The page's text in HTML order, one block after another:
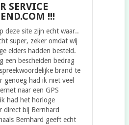
SERVICE
!!!
deze site zijn echt waar..
super, zeker omdat wij
elders hadden besteld.
een bescheiden bedrag
brand te
genoeg had ik niet veel
naar een GPS
had het horloge
direct bij Bernhard
Bernhard geeft echt